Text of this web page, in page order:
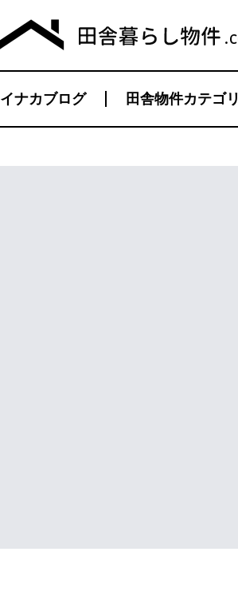
イナカブログ 田舎物件カテゴリ